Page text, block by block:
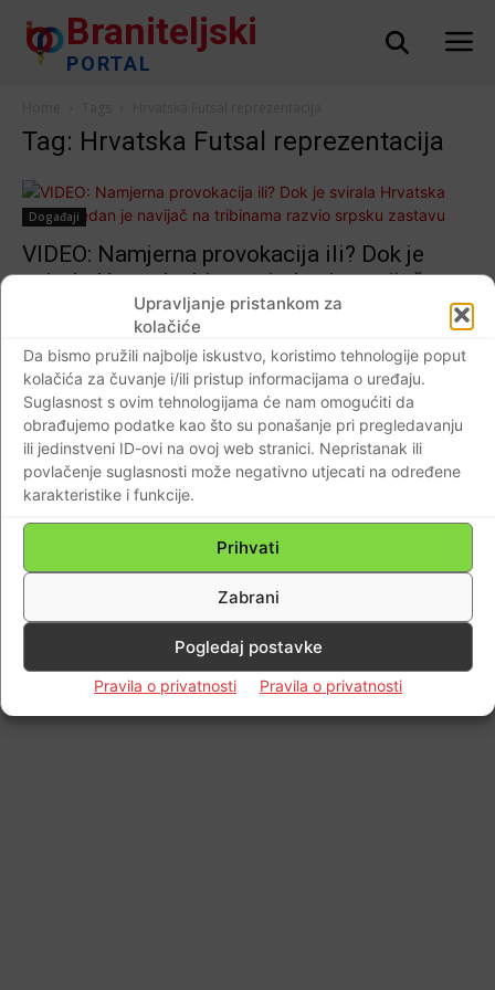
Upravljanje pristankom za
kolačiće
Da bismo pružili najbolje iskustvo, koristimo tehnologije poput
kolačića za čuvanje i/ili pristup informacijama o uređaju.
Suglasnost s ovim tehnologijama će nam omogućiti da
obrađujemo podatke kao što su ponašanje pri pregledavanju
ili jedinstveni ID-ovi na ovoj web stranici. Nepristanak ili
povlačenje suglasnosti može negativno utjecati na određene
karakteristike i funkcije.
Prihvati
Zabrani
Pogledaj postavke
Pravila o privatnosti Pravila o privatnosti
Braniteljski
PORTAL
Tag: Hrvatska Futsal reprezentacija
Događaji
VIDEO: Namjerna provokacija ili? Dok je
svirala Hrvatska himna- jedan je navijač na
tribinama razvio srpsku zastavu
Impressum Kontaktirajte nas Pravila o privatnosti
© Newspaper WordPress Theme by TagDiv